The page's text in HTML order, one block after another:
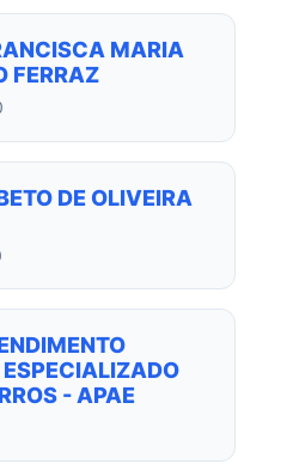
MARIA
FERRAZ
DE OLIVEIRA
- APAE